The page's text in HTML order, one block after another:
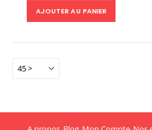
AJOUTER AU PANIER